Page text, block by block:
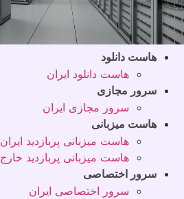
هاست دانلود
هاست دانلود ایران
سرور مجازی
سرور مجازی ایران
هاست میزبانی
هاست میزبانی پربازدید ایران
هاست میزبانی پربازدید خارج
سرور اختصاصی
سرور اختصاصی ایران